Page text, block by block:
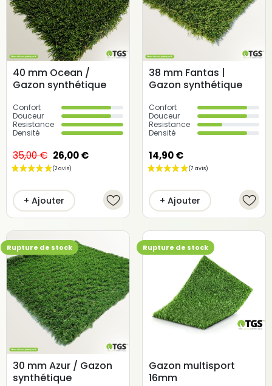
(2 avis)
40 mm Ocean /
Gazon synthétique
Confort
Douceur
Resistance
Densité
35,00 € 26,00 €
+ Ajouter
38 mm Fantas |
Gazon synthétique
Confort
Douceur
Resistance
Densité
14,90 €
+ Ajouter
Rupture de stock
30 mm Azur / Gazon
synthétique
Rupture de stock
Gazon multisport
16mm